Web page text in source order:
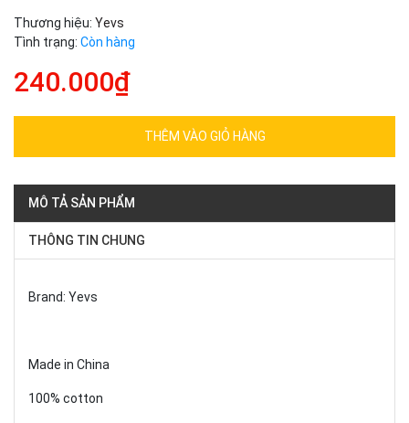
Thương hiệu: Yevs
Tình trạng: Còn hàng
240.000₫
THÊM VÀO GIỎ HÀNG
MÔ TẢ SẢN PHẨM
THÔNG TIN CHUNG
Brand: Yevs
Made in China
100% cotton